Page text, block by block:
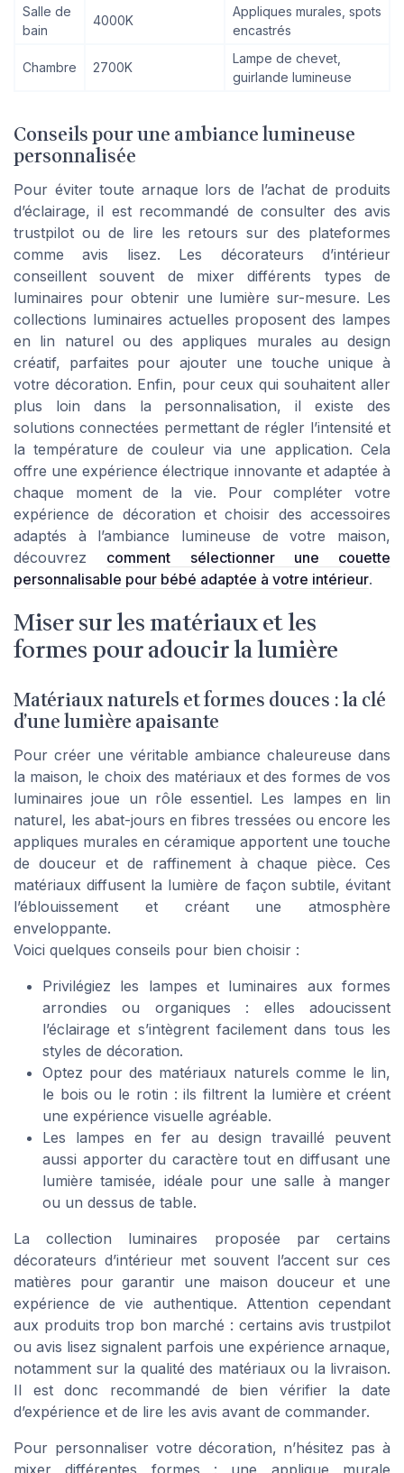
Salle de
bain
4000K
Appliques murales, spots
encastrés
Chambre 2700K
Lampe de chevet,
guirlande lumineuse
Conseils pour une ambiance lumineuse
personnalisée
Pour éviter toute arnaque lors de l’achat de produits
d’éclairage, il est recommandé de consulter des avis
trustpilot ou de lire les retours sur des plateformes
comme avis lisez. Les décorateurs d’intérieur
conseillent souvent de mixer différents types de
luminaires pour obtenir une lumière sur-mesure. Les
collections luminaires actuelles proposent des lampes
en lin naturel ou des appliques murales au design
créatif, parfaites pour ajouter une touche unique à
votre décoration. Enfin, pour ceux qui souhaitent aller
plus loin dans la personnalisation, il existe des
solutions connectées permettant de régler l’intensité et
la température de couleur via une application. Cela
offre une expérience électrique innovante et adaptée à
chaque moment de la vie. Pour compléter votre
expérience de décoration et choisir des accessoires
adaptés à l’ambiance lumineuse de votre maison,
découvrez comment sélectionner une couette
personnalisable pour bébé adaptée à votre intérieur.
Miser sur les matériaux et les
formes pour adoucir la lumière
Matériaux naturels et formes douces : la clé
d’une lumière apaisante
Pour créer une véritable ambiance chaleureuse dans
la maison, le choix des matériaux et des formes de vos
luminaires joue un rôle essentiel. Les lampes en lin
naturel, les abat-jours en fibres tressées ou encore les
appliques murales en céramique apportent une touche
de douceur et de raffinement à chaque pièce. Ces
matériaux diffusent la lumière de façon subtile, évitant
l’éblouissement et créant une atmosphère
enveloppante.
Voici quelques conseils pour bien choisir :
Privilégiez les lampes et luminaires aux formes
arrondies ou organiques : elles adoucissent
l’éclairage et s’intègrent facilement dans tous les
styles de décoration.
Optez pour des matériaux naturels comme le lin,
le bois ou le rotin : ils filtrent la lumière et créent
une expérience visuelle agréable.
Les lampes en fer au design travaillé peuvent
aussi apporter du caractère tout en diffusant une
lumière tamisée, idéale pour une salle à manger
ou un dessus de table.
La collection luminaires proposée par certains
décorateurs d’intérieur met souvent l’accent sur ces
matières pour garantir une maison douceur et une
expérience de vie authentique. Attention cependant
aux produits trop bon marché : certains avis trustpilot
ou avis lisez signalent parfois une expérience arnaque,
notamment sur la qualité des matériaux ou la livraison.
Il est donc recommandé de bien vérifier la date
d’expérience et de lire les avis avant de commander.
Pour personnaliser votre décoration, n’hésitez pas à